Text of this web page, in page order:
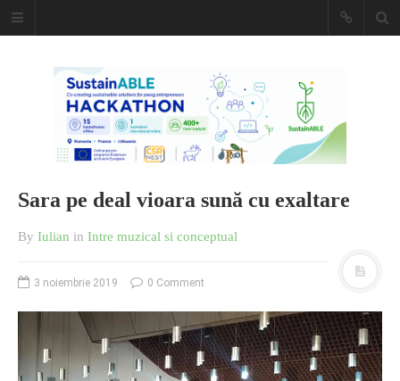
Caiet de
insemnari
DESCARCĂ!
Sara pe deal vioara sună cu exaltare
By Iulian in Intre muzical si conceptual
3 noiembrie 2019 0 Comment